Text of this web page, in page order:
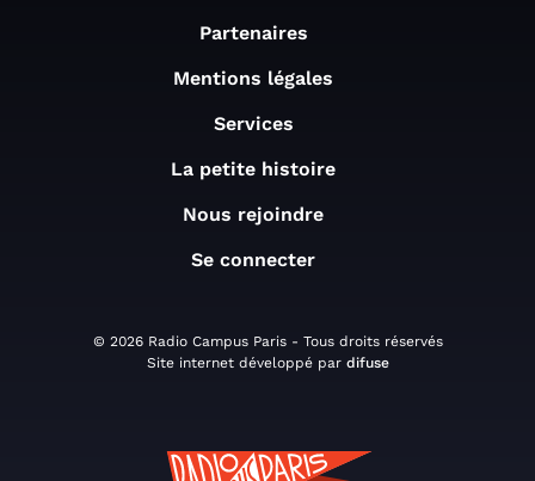
Partenaires
Mentions légales
Services
La petite histoire
Nous rejoindre
Se connecter
© 2026 Radio Campus Paris - Tous droits réservés
Site internet développé par difuse